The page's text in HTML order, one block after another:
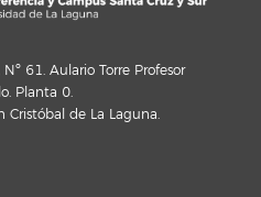
61. Aulario Torre Profesor
Planta 0.
Cristóbal de La Laguna.